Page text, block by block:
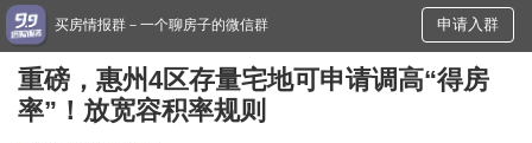
买房情报群－一个聊房子的微信群 申请入群
重磅，惠州4区存量宅地可申请调高“得房
率”！放宽容积率规则